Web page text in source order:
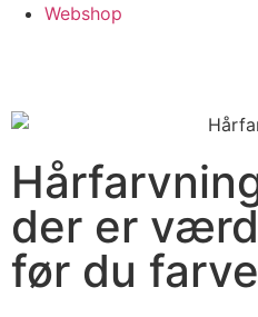
Webshop
der er
før du